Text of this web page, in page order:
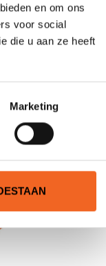
en om ons
voor social
die u aan ze heeft
Marketing